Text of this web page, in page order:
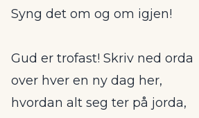
Syng det om og om igjen!
Gud er trofast! Skriv ned orda
over hver en ny dag her,
hvordan alt seg ter på jorda,